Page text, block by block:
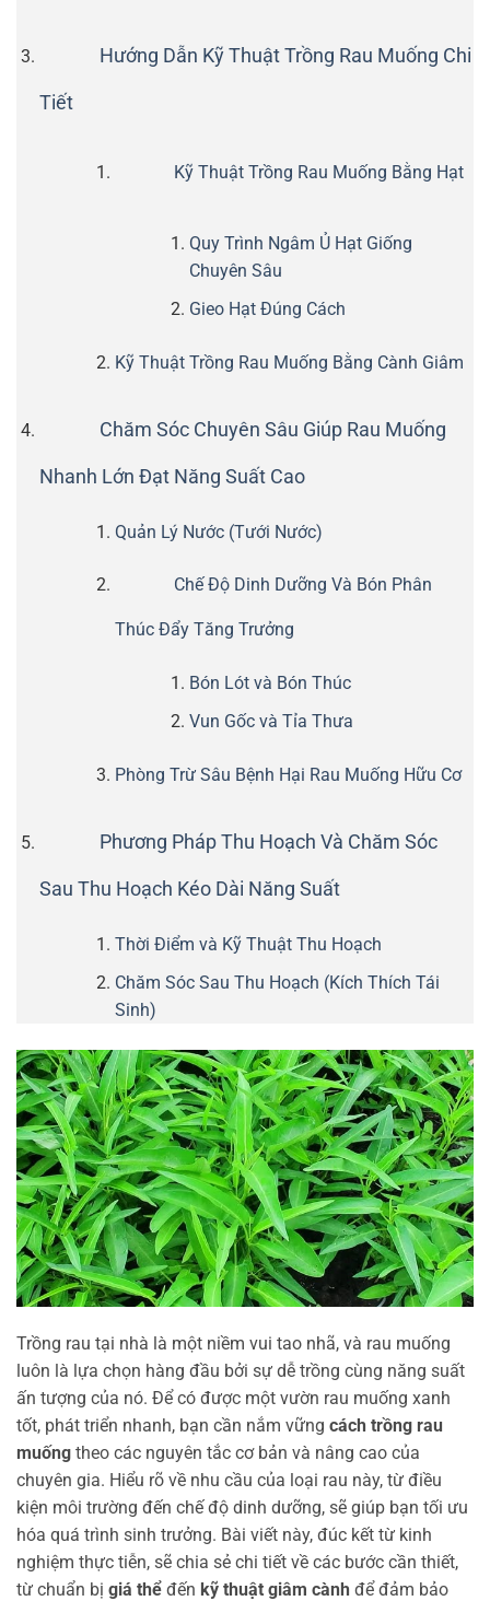
Hướng Dẫn Kỹ Thuật Trồng Rau Muống Chi
Tiết
Kỹ Thuật Trồng Rau Muống Bằng Hạt
Quy Trình Ngâm Ủ Hạt Giống
Chuyên Sâu
Gieo Hạt Đúng Cách
Kỹ Thuật Trồng Rau Muống Bằng Cành Giâm
Chăm Sóc Chuyên Sâu Giúp Rau Muống
Nhanh Lớn Đạt Năng Suất Cao
Quản Lý Nước (Tưới Nước)
Chế Độ Dinh Dưỡng Và Bón Phân
Thúc Đẩy Tăng Trưởng
Bón Lót và Bón Thúc
Vun Gốc và Tỉa Thưa
Phòng Trừ Sâu Bệnh Hại Rau Muống Hữu Cơ
Phương Pháp Thu Hoạch Và Chăm Sóc
Sau Thu Hoạch Kéo Dài Năng Suất
Thời Điểm và Kỹ Thuật Thu Hoạch
Chăm Sóc Sau Thu Hoạch (Kích Thích Tái
Sinh)
Trồng rau tại nhà là một niềm vui tao nhã, và rau muống
luôn là lựa chọn hàng đầu bởi sự dễ trồng cùng năng suất
ấn tượng của nó. Để có được một vườn rau muống xanh
tốt, phát triển nhanh, bạn cần nắm vững cách trồng rau
muống theo các nguyên tắc cơ bản và nâng cao của
chuyên gia. Hiểu rõ về nhu cầu của loại rau này, từ điều
kiện môi trường đến chế độ dinh dưỡng, sẽ giúp bạn tối ưu
hóa quá trình sinh trưởng. Bài viết này, đúc kết từ kinh
nghiệm thực tiễn, sẽ chia sẻ chi tiết về các bước cần thiết,
từ chuẩn bị giá thể đến kỹ thuật giâm cành để đảm bảo